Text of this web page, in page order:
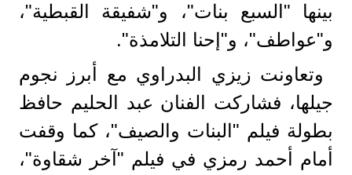
بينها "السبع بنات"، و"شفيقة القبطية"،
و"عواطف"، و"إحنا التلامذة".
وتعاونت زيزي البدراوي مع أبرز نجوم
جيلها، فشاركت الفنان عبد الحليم حافظ
بطولة فيلم "البنات والصيف"، كما وقفت
أمام أحمد رمزي في فيلم "آخر شقاوة"،